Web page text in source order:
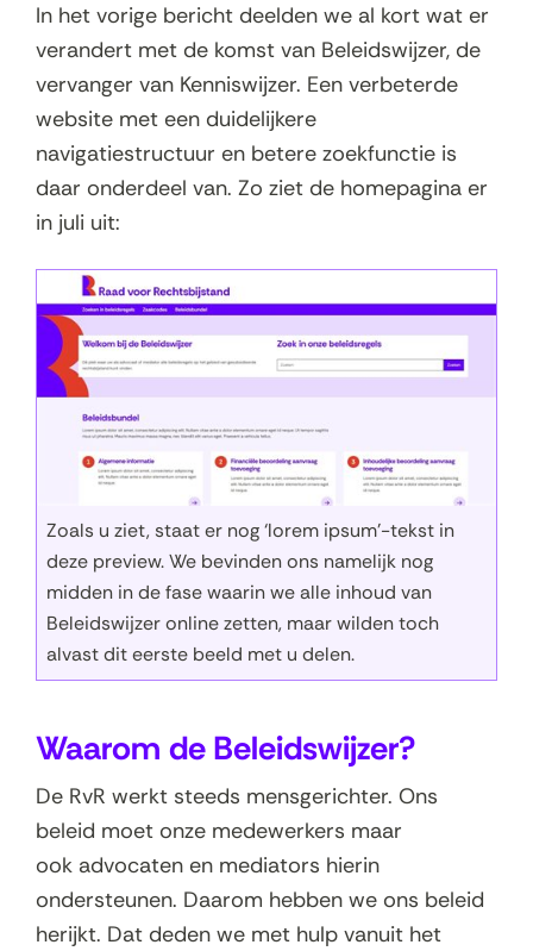
In het vorige bericht deelden we al kort wat er
verandert met de komst van Beleidswijzer, de
vervanger van Kenniswijzer. Een verbeterde
website met een duidelijkere
navigatiestructuur en betere zoekfunctie is
daar onderdeel van. Zo ziet de homepagina er
in juli uit:
Zoals u ziet, staat er nog ‘lorem ipsum’-tekst in
deze preview. We bevinden ons namelijk nog
midden in de fase waarin we alle inhoud van
Beleidswijzer online zetten, maar wilden toch
alvast dit eerste beeld met u delen.
Waarom de Beleidswijzer?
De RvR werkt steeds mensgerichter. Ons
beleid moet onze medewerkers maar
ook advocaten en mediators hierin
ondersteunen. Daarom hebben we ons beleid
herijkt. Dat deden we met hulp vanuit het